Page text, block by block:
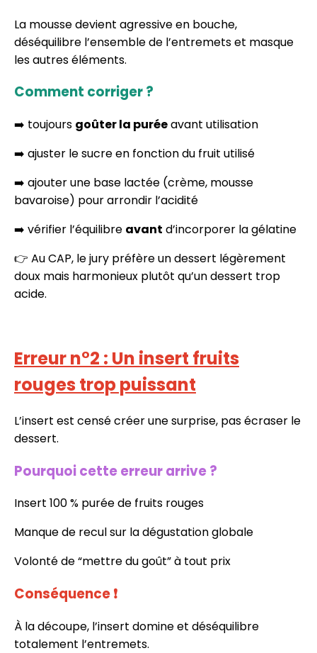
La mousse devient agressive en bouche,
déséquilibre l’ensemble de l’entremets et masque
les autres éléments.
Comment corriger ?
➡️ toujours goûter la puréeavant utilisation
➡️ ajuster le sucre en fonction du fruit utilisé
➡️ ajouter une base lactée (crème, mousse
bavaroise) pour arrondir l’acidité
➡️ vérifier l’équilibre avant d’incorporer la gélatine
👉 Au CAP, le jury préfère un dessert légèrement
doux mais harmonieux plutôt qu’un dessert trop
acide.
Erreur n°2 : Un insert fruits
rouges trop puissant
L’insert est censé créer une surprise, pas écraser le
dessert.
Pourquoi cette erreur arrive ?
Insert 100 % purée de fruits rouges
Manque de recul sur la dégustation globale
Volonté de “mettre du goût” à tout prix
Conséquence❗
À la découpe, l’insert domine et déséquilibre
totalement l’entremets.